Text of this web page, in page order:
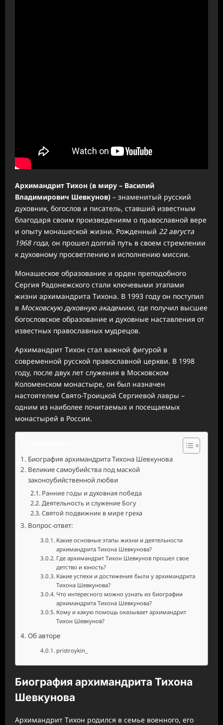
Архимандрит Тихон (в миру – Василий
Владимирович Шевкунов) – знаменитый русский
духовник, богослов и писатель, ставший известным
благодаря своим произведениям о православной вере
и опыту монашеской жизни. Рожденный 22 августа
1968 года, он прошел долгий путь в своем стремлении
к духовному просветлению и исполнению миссии.
Монашеское образование и орден преподобного
Сергия Радонежского стали ключевыми этапами
жизни архимандрита Тихона. В 1993 году он поступил
в Московскую духовную академию, где получил высшее
богословское образование и духовные наставления от
известных православных мудрецов.
Архимандрит Тихон стал важной фигурой в
современной русской православной церкви. В 1998
году, после двух лет служения в Московском
Коломенском монастыре, он был назначен
настоятелем Свято-Троицкой Сергиевой лавры –
одним из наиболее почитаемых и посещаемых
монастырей в России.
Биография архимандрита Тихона Шевкунова
Великие самоубийства под маской
законоубийственной любви
Ранние годы и духовная победа
Деятельность и служение Богу
Святой подвижник в мире греха
Вопрос-ответ:
Какие основные этапы жизни и деятельности
архимандрита Тихона Шевкунова?
Где архимандрит Тихон Шевкунов прошел свое
детство и юность?
Какие успехи и достижения были у архимандрита
Тихона Шевкунова?
Что интересного можно узнать из биографии
архимандрита Тихона Шевкунова?
Кому и какую помощь оказывает архимандрит
Тихон Шевкунов?
Об авторе
pristroykin_
Биография архимандрита Тихона
Шевкунова
Архимандрит Тихон родился в семье военного, его